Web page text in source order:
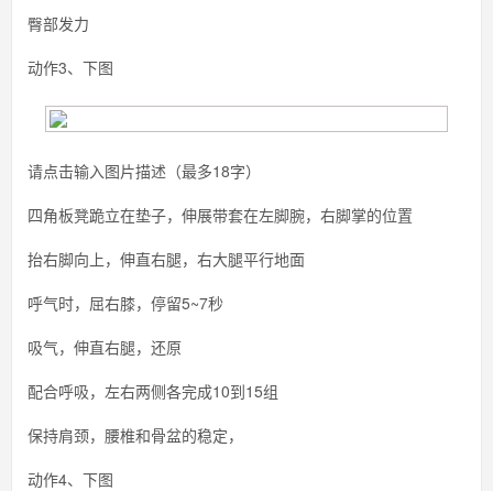
臀部发力
动作3、下图
请点击输入图片描述（最多18字）
四角板凳跪立在垫子，伸展带套在左脚腕，右脚掌的位置
抬右脚向上，伸直右腿，右大腿平行地面
呼气时，屈右膝，停留5~7秒
吸气，伸直右腿，还原
配合呼吸，左右两侧各完成10到15组
保持肩颈，腰椎和骨盆的稳定，
动作4、下图